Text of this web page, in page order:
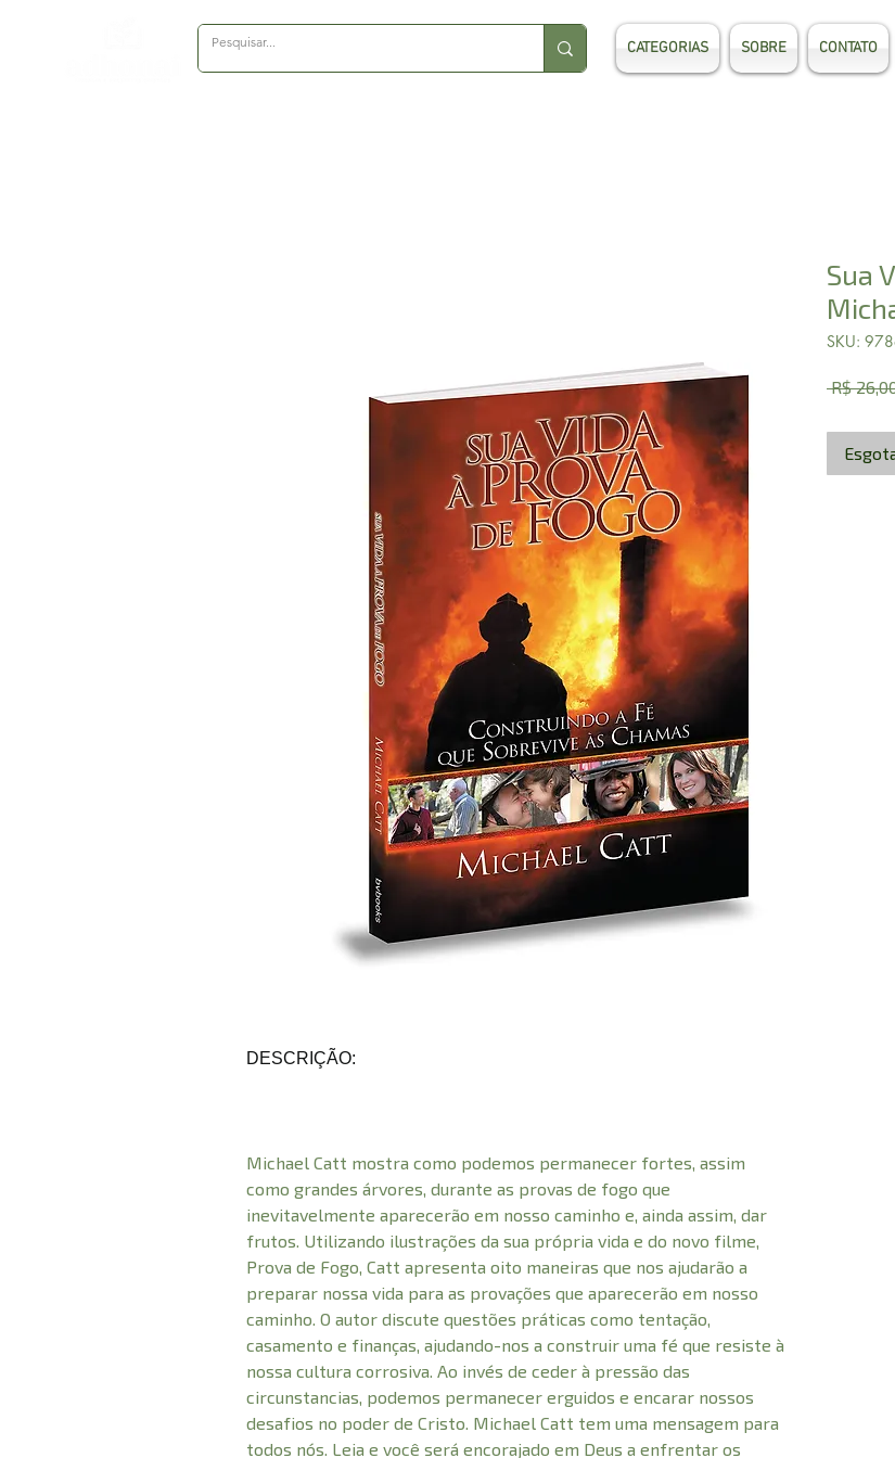
CATEGORIAS SOBRE CONTATO
DESCRIÇÃO:
Michael Catt mostra como podemos permanecer fortes, assim
como grandes árvores, durante as provas de fogo que
inevitavelmente aparecerão em nosso caminho e, ainda assim, dar
frutos. Utilizando ilustrações da sua própria vida e do novo filme,
Prova de Fogo, Catt apresenta oito maneiras que nos ajudarão a
preparar nossa vida para as provações que aparecerão em nosso
caminho. O autor discute questões práticas como tentação,
casamento e finanças, ajudando-nos a construir uma fé que resiste à
nossa cultura corrosiva. Ao invés de ceder à pressão das
circunstancias, podemos permanecer erguidos e encarar nossos
desafios no poder de Cristo. Michael Catt tem uma mensagem para
todos nós. Leia e você será encorajado em Deus a enfrentar os
Sua
SKU:
R$